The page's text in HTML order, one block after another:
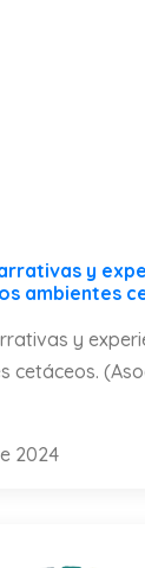
y
ambientes
y
cetáceos.
2024